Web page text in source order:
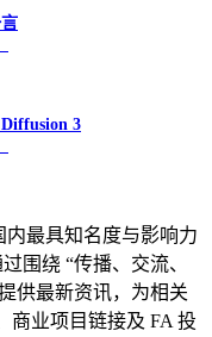
3
内最具知名度与影响力
围绕 “传播、交流、
供最新资讯，为相关
商业项目链接及 FA 投